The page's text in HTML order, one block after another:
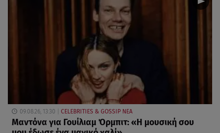
09.08.26, 13:30 CELEBRITIES & GOSSIP ΝΕΑ
Μαντόνα για Γουίλιαμ Όρμπιτ: «Η μουσική σου